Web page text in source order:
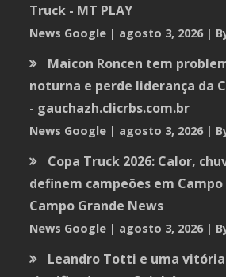
Truck - MT PLAY
News Google agosto 3, 2026
Maicon Roncen tem
noturna e perde liderança da
- gauchazh.clicrbs.com.br
News Google agosto 3, 2026
Copa Truck 2026: Calor,
definem campeões em Campo
Campo Grande News
News Google agosto 3, 2026
Leandro Totti e uma